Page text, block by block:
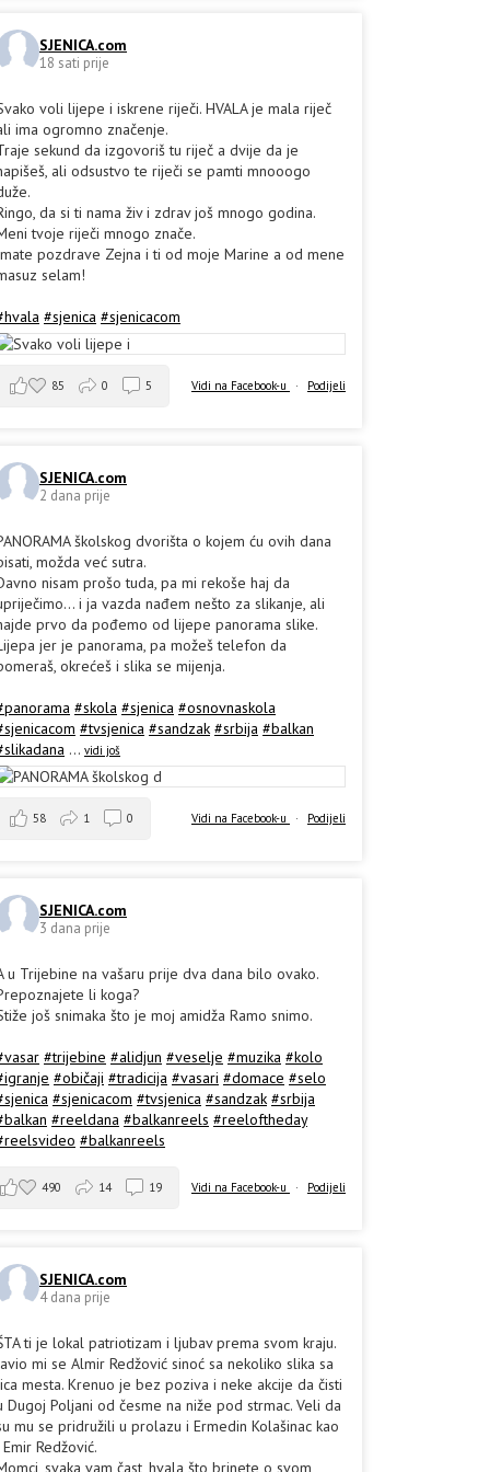
SJENICA.com
18 sati prije
voli lijepe i iskrene riječi. HVALA je mala riječ
ima ogromno značenje.
sekund da izgovoriš tu riječ a dvije da je
ali odsustvo te riječi se pamti mnooogo
da si ti nama živ i zdrav još mnogo godina.
tvoje riječi mnogo znače.
pozdrave Zejna i ti od moje Marine a od mene
selam!
#sjenica #sjenicacom
Vidi na Facebook-u · Podijeli
85 0 5
SJENICA.com
2 dana prije
školskog dvorišta o kojem ću ovih dana
možda već sutra.
nisam prošo tuda, pa mi rekoše haj da
i ja vazda nađem nešto za slikanje, ali
prvo da pođemo od lijepe panorama slike.
jer je panorama, pa možeš telefon da
okrećeš i slika se mijenja.
#skola #sjenica #osnovnaskola
#tvsjenica #sandzak #srbija #balkan
... vidi još
Vidi na Facebook-u · Podijeli
58 1 0
SJENICA.com
3 dana prije
u Trijebine na vašaru prije dva dana bilo ovako.
li koga?
još snimaka što je moj amidža Ramo snimo.
#trijebine #alidjun #veselje #muzika #kolo
#običaji #tradicija #vasari #domace #selo
#sjenicacom #tvsjenica #sandzak #srbija
#reeldana #balkanreels #reeloftheday
#balkanreels
Vidi na Facebook-u · Podijeli
490 14 19
SJENICA.com
4 dana prije
ti je lokal patriotizam i ljubav prema svom kraju.
mi se Almir Redžović sinoć sa nekoliko slika sa
mesta. Krenuo je bez poziva i neke akcije da čisti
Dugoj Poljani od česme na niže pod strmac. Veli da
mu se pridružili u prolazu i Ermedin Kolašinac kao
Redžović.
svaka vam čast, hvala što brinete o svom